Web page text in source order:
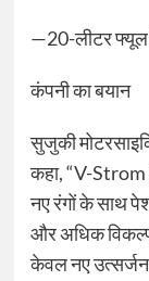
—20-लीटर फ्यूल
कंपनी का बयान
सुजुकी
कहा, “V-
नए रंगों के साथ
और अधिक
केवल नए उत्सर्जन